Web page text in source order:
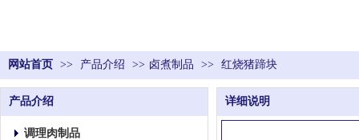
网站首页 >> 产品介绍 >> 卤煮制品 >> 红烧猪蹄块
产品介绍
调理肉制品
详细说明